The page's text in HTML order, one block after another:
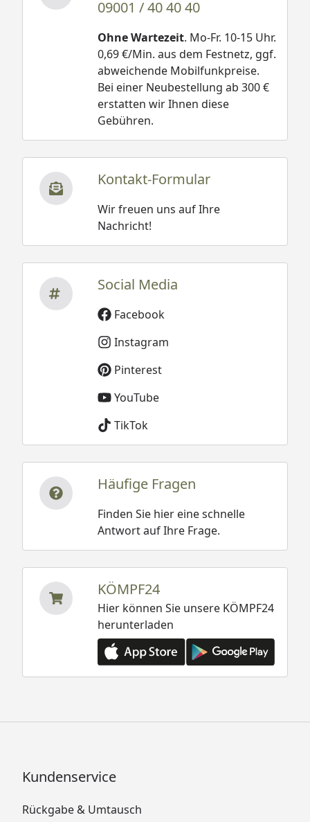
09001 / 40 40 40
Ohne Wartezeit. Mo-Fr. 10-15 Uhr.
0,69 €/Min. aus dem Festnetz, ggf.
abweichende Mobilfunkpreise.
Bei einer Neubestellung ab 300 €
erstatten wir Ihnen diese
Gebühren.
Kontakt-Formular
Wir freuen uns auf Ihre
Nachricht!
Social Media
Facebook
Instagram
Pinterest
YouTube
TikTok
Häufige Fragen
Finden Sie hier eine schnelle
Antwort auf Ihre Frage.
KÖMPF24
Hier können Sie unsere KÖMPF24
herunterladen
Kundenservice
Rückgabe & Umtausch